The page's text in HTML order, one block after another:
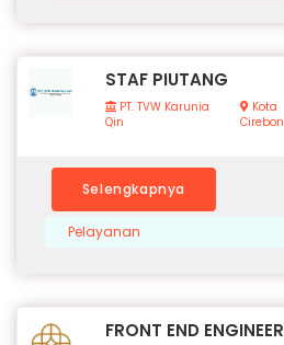
STAF PIUTANG
PT. TVW Karunia
Qin
Kota
Cirebon
Selengkapnya
Pelayanan
FRONT END ENGINEER